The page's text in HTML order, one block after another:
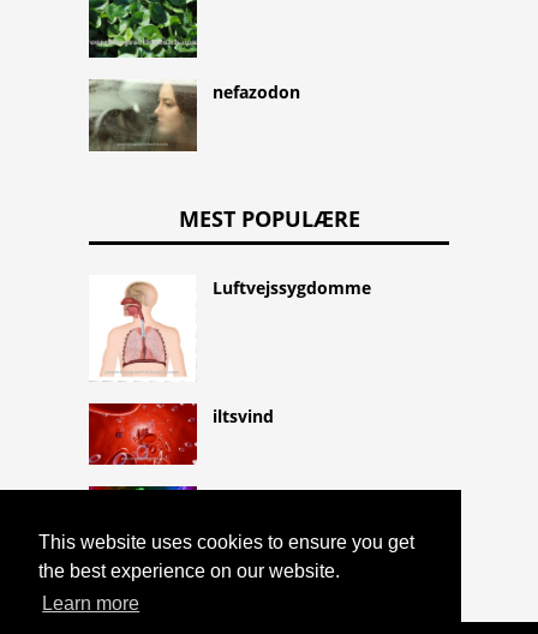
This website uses cookies to ensure you get
the best experience on our website.
Learn more
nefazodon
MEST POPULÆRE
Luftvejssygdomme
iltsvind